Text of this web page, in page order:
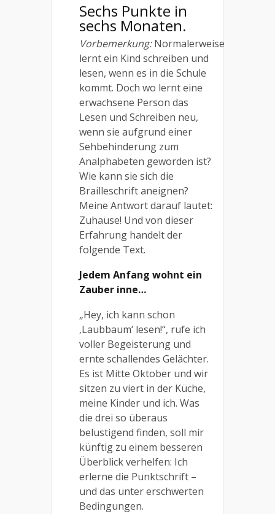
Sechs Punkte in
sechs Monaten.
Vorbemerkung:Normalerweise
lernt ein Kind schreiben und
lesen, wenn es in die Schule
kommt. Doch wo lernt eine
erwachsene Person das
Lesen und Schreiben neu,
wenn sie aufgrund einer
Sehbehinderung zum
Analphabeten geworden ist?
Wie kann sie sich die
Brailleschrift aneignen?
Meine Antwort darauf lautet:
Zuhause! Und von dieser
Erfahrung handelt der
folgende Text.
Jedem Anfang wohnt ein
Zauber inne…
„Hey, ich kann schon
‚Laubbaum‘ lesen!“, rufe ich
voller Begeisterung und
ernte schallendes Gelächter.
Es ist Mitte Oktober und wir
sitzen zu viert in der Küche,
meine Kinder und ich. Was
die drei so überaus
belustigend finden, soll mir
künftig zu einem besseren
Überblick verhelfen: Ich
erlerne die Punktschrift –
und das unter erschwerten
Bedingungen.